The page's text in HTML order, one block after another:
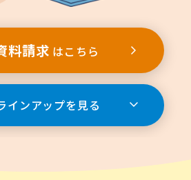
料請求 はこちら
インアップを見る